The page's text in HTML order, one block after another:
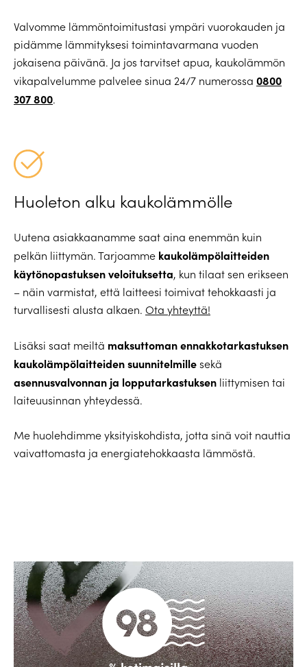
Valvomme lämmöntoimitustasi ympäri vuorokauden ja
pidämme lämmityksesi toimintavarmana vuoden
jokaisena päivänä. Ja jos tarvitset apua, kaukolämmön
vikapalvelumme palvelee sinua 24/7 numerossa 0800
307 800.
Huoleton alku kaukolämmölle
Uutena asiakkaanamme saat aina enemmän kuin
pelkän liittymän. Tarjoamme kaukolämpölaitteiden
käytönopastuksen veloituksetta, kun tilaat sen erikseen
– näin varmistat, että laitteesi toimivat tehokkaasti ja
turvallisesti alusta alkaen. Ota yhteyttä!
Lisäksi saat meiltä maksuttoman ennakkotarkastuksen
kaukolämpölaitteiden suunnitelmillesekä
asennusvalvonnan ja lopputarkastuksen liittymisen tai
laiteuusinnan yhteydessä.
Me huolehdimme yksityiskohdista, jotta sinä voit nauttia
vaivattomasta ja energiatehokkaasta lämmöstä.